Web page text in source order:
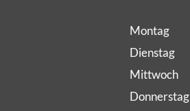
Montag
Dienstag
Mittwoch
Donnerstag